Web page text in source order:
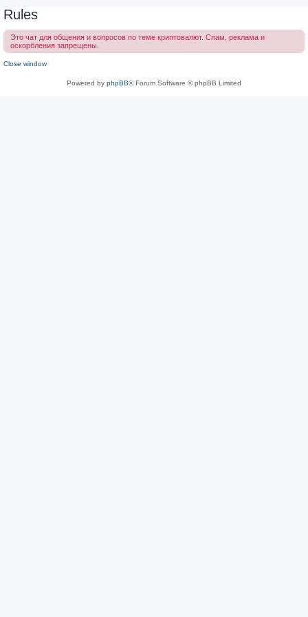
Rules
Это чат для общения и вопросов по теме криптовалют. Спам, реклама и
оскорбления запрещены.
Close window
Powered by phpBB® Forum Software © phpBB Limited